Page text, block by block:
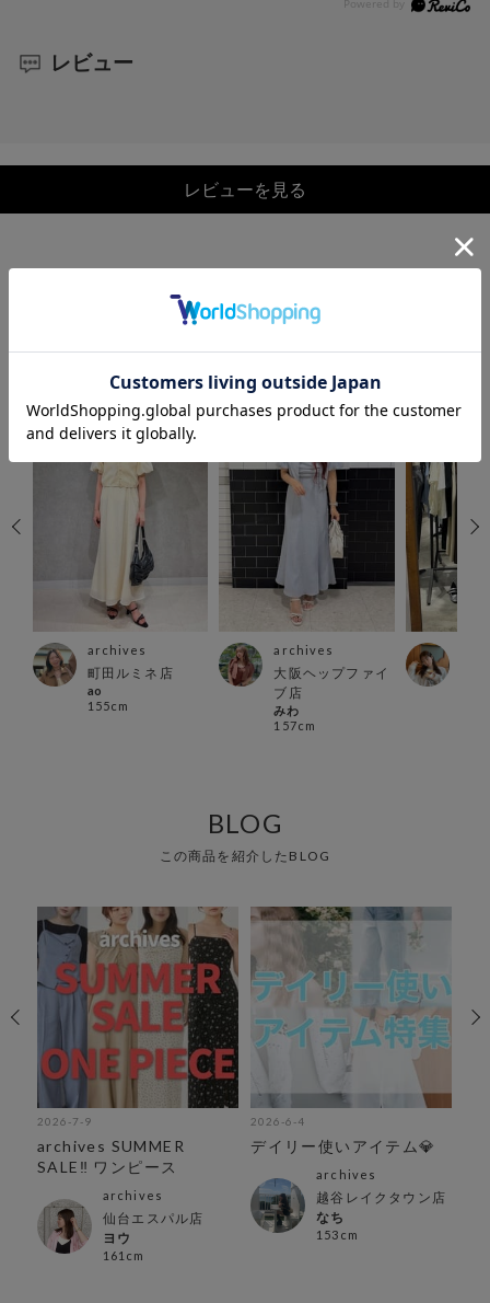
レビュー
レビューを見る
COORDINATE
archives
町田ルミネ店
ao
155cm
archives
大阪ヘップファイ
ブ店
みわ
157cm
BLOG
この商品を紹介したBLOG
2026-7-9
archives SUMMER
SALE‼︎ ワンピース
archives
仙台エスパル店
ヨウ
161cm
2026-6-4
デイリー使いアイテム💎
archives
越谷レイクタウン店
なち
153cm